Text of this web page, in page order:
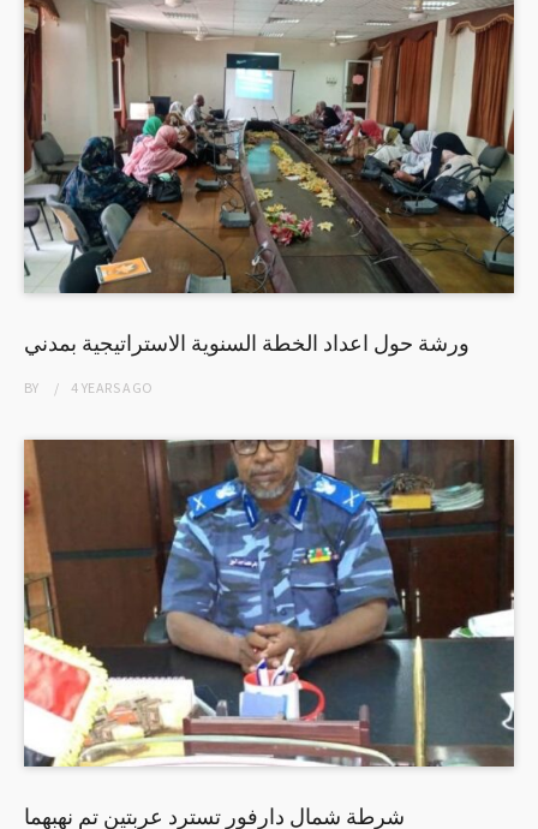
ورشة حول اعداد الخطة السنوية الاستراتيجية بمدني
BY 4 YEARSAGO
شرطة شمال دارفور تسترد عربتين تم نهبهما